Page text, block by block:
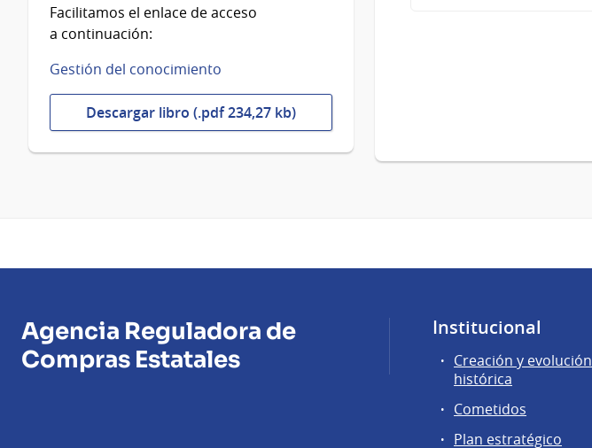
Facilitamos el enlace de acceso
a continuación:
Gestión del conocimiento
Descargar libro (.pdf 234,27 kb)
Agencia Reguladora de
Compras Estatales
Institucional
Creación y evolución
histórica
Cometidos
Plan estratégico